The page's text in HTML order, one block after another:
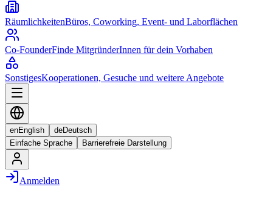
RäumlichkeitenBüros, Coworking, Event- und Laborflächen
Co-FounderFinde MitgründerInnen für dein Vorhaben
SonstigesKooperationen, Gesuche und weitere Angebote
enEnglish deDeutsch
Einfache Sprache
Barrierefreie Darstellung
Anmelden